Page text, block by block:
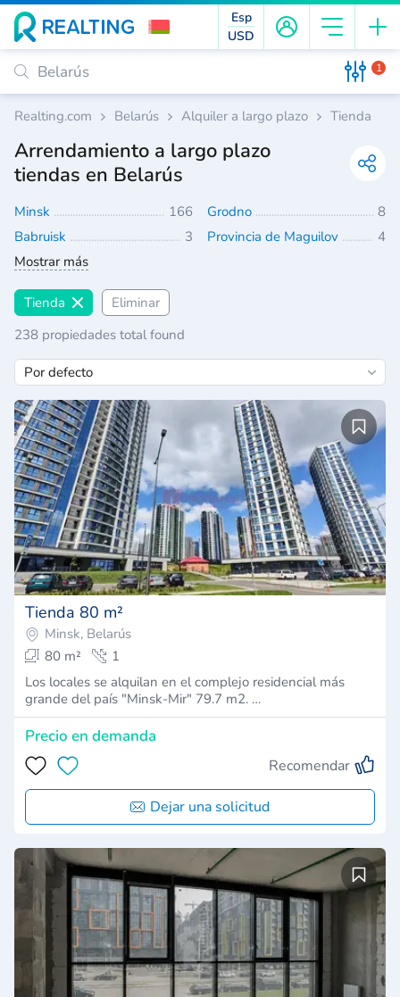
Esp
USD
1
Realting.com Belarús Alquiler a largo plazo Tienda
Arrendamiento a largo plazo
tiendas en Belarús
Minsk 166 Grodno
8
Babruisk
3 Provincia de Maguilov
4
Mostrar más
Tienda
Eliminar
238 propiedades total found
Tienda 80 m²
Minsk, Belarús
80 m²
1
Los locales se alquilan en el complejo residencial más
grande del país "Minsk-Mir" 79.7 m2. …
Precio en demanda
Recomendar
Dejar una solicitud